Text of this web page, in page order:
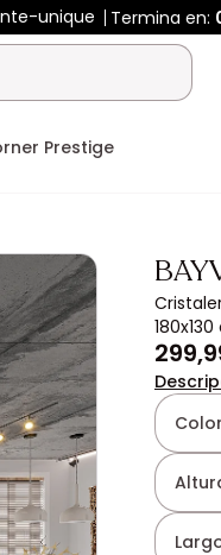
unique Termina en:
Prestige